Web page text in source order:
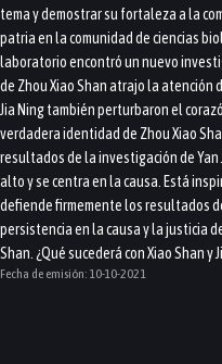
tema y demostrar su fortaleza a la
patria en la comunidad de ciencias
laboratorio encontró un nuevo
de Zhou Xiao Shan atrajo la atención
Jia Ning también perturbaron el
verdadera identidad de Zhou Xiao
resultados de la investigación de Yan
alto y se centra en la causa. Está
defiende firmemente los resultados
persistencia en la causa y la justicia
Shan. ¿Qué sucederá con Xiao Shan y
Fecha de emisión: 10-10-2021